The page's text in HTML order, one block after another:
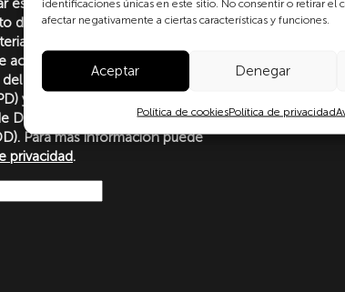
identificaciones únicas en este sitio. No consentir o retirar el
afectar negativamente a ciertas características y funciones.
Aceptar Denegar
Política de cookiesPolítica de privacidad
este formulario, usted consiente
de sus datos personales conforme a
de protección de datos
acuerdo con lo dispuesto en el
Parlamento Europeo y del Consejo
y la Ley Orgánica 3/2018, de 5 de
Datos Personales y garantía de los
Para más información puede
privacidad.